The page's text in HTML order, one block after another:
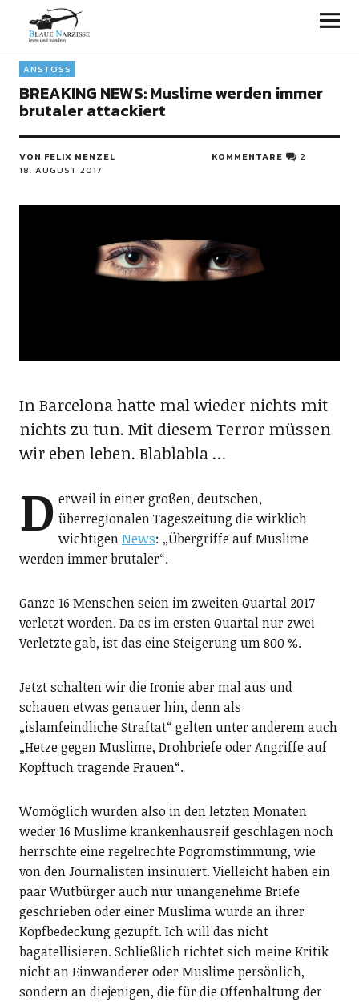
Blaue Narzisse
ANSTOSS
BREAKING NEWS: Muslime werden immer
brutaler attackiert
VON FELIX MENZEL
18. AUGUST 2017
KOMMENTARE 2
In Barcelona hatte mal wieder nichts mit
nichts zu tun. Mit diesem Terror müssen
wir eben leben. Blablabla …
D erweil in einer großen, deutschen,
überregionalen Tageszeitung die wirklich
wichtigenNews: „Übergriffe auf Muslime
werden immer brutaler“.
Ganze 16 Menschen seien im zweiten Quartal 2017
verletzt worden. Da es im ersten Quartal nur zwei
Verletzte gab, ist das eine Steigerung um 800 %.
Jetzt schalten wir die Ironie aber mal aus und
schauen etwas genauer hin, denn als
„islamfeindliche Straftat“ gelten unter anderem auch
„Hetze gegen Muslime, Drohbriefe oder Angriffe auf
Kopftuch tragende Frauen“.
Womöglich wurden also in den letzten Monaten
weder 16 Muslime krankenhausreif geschlagen noch
herrschte eine regelrechte Pogromstimmung, wie
von den Journalisten insinuiert. Vielleicht haben ein
paar Wutbürger auch nur unangenehme Briefe
geschrieben oder einer Muslima wurde an ihrer
Kopfbedeckung gezupft. Ich will das nicht
bagatellisieren. Schließlich richtet sich meine Kritik
nicht an Einwanderer oder Muslime persönlich,
sondern an diejenigen, die für die Offenhaltung der